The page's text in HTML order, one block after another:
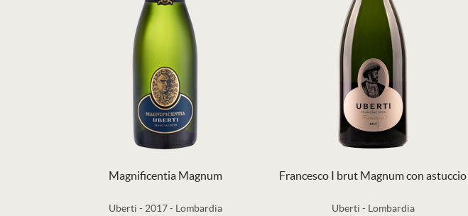
Magnificentia Magnum
Uberti - 2017- Lombardia
Francesco I brut Magnum con astuccio
Uberti - Lombardia